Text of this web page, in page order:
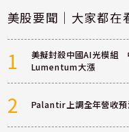
美股要聞｜大家都在
1
美擬封殺中國AI光模組
Lumentum大漲
2 Palantir上調全年營收